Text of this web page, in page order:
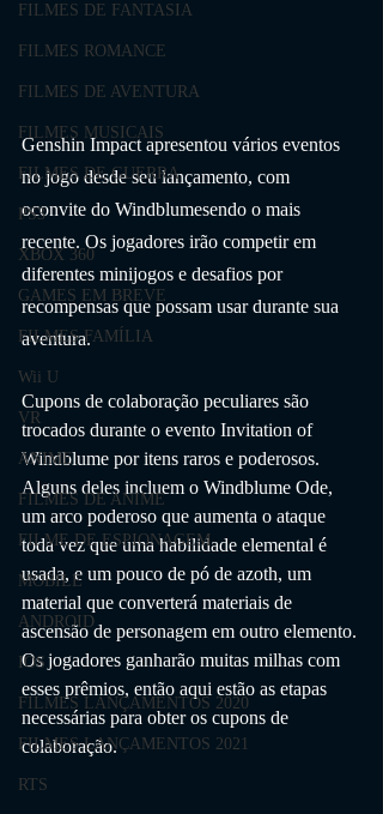
FILMES DE FANTASIA
FILMES ROMANCE
FILMES DE AVENTURA
FILMES MUSICAIS
FILMES DE GUERRA
PS3
XBOX 360
GAMES EM BREVE
FILMES FAMÍLIA
Wii U
VR
ANIME
FILMES DE ANIME
FILME DE ESPIONAGEM
MOBILE
ANDROID
IOS
FILMES LANÇAMENTOS 2020
FILMES LANÇAMENTOS 2021
RTS
Genshin Impact apresentou vários eventos
no jogo desde seu lançamento, com
oconvite do Windblumesendo o mais
recente. Os jogadores irão competir em
diferentes minijogos e desafios por
recompensas que possam usar durante sua
aventura.
Cupons de colaboração peculiares são
trocados durante o evento Invitation of
Windblume por itens raros e poderosos.
Alguns deles incluem o Windblume Ode,
um arco poderoso que aumenta o ataque
toda vez que uma habilidade elemental é
usada, e um pouco de pó de azoth, um
material que converterá materiais de
ascensão de personagem em outro elemento.
Os jogadores ganharão muitas milhas com
esses prêmios, então aqui estão as etapas
necessárias para obter os cupons de
colaboração.